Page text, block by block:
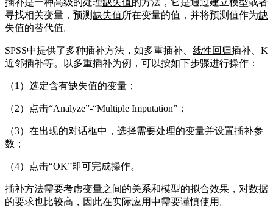
插补是一种高级的处理缺失值的方法，它是通过建立模型或者
寻找相关变量，预测缺失值所在变量的值，并将预测值作为缺
失值的替代值。
SPSS中提供了多种插补方法，如多重插补、 线性回归插补、K
近邻插补等。以多重插补为例，可以按如下步骤进行操作：
（1）选定含有缺失值的变量；
（2）点击“Analyze”-“Multiple Imputation”；
（3）在出现的对话框中，选择需要处理的变量并设置插补参
数；
（4）点击“OK”即可完成操作。
插补方法需要考虑变量之间的关系和模型的拟合效果，对数据
的要求也比较高，因此在实际应用中需要谨慎使用。